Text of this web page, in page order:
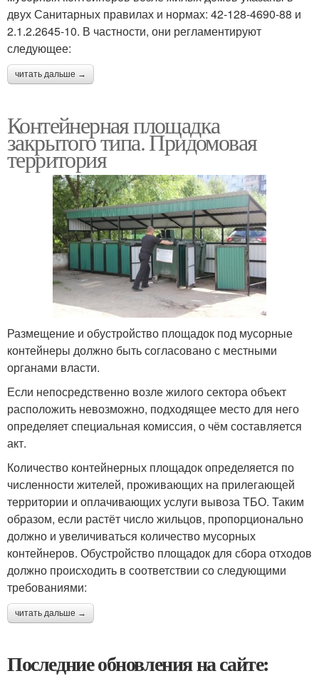
двух Санитарных правилах и нормах: 42-128-4690-88 и
2.1.2.2645-10. В частности, они регламентируют
следующее:
читать дальше →
Контейнерная площадка
закрытого типа. Придомовая
территория
Размещение и обустройство площадок под мусорные
контейнеры должно быть согласовано с местными
органами власти.
Если непосредственно возле жилого сектора объект
расположить невозможно, подходящее место для него
определяет специальная комиссия, о чём составляется
акт.
Количество контейнерных площадок определяется по
численности жителей, проживающих на прилегающей
территории и оплачивающих услуги вывоза ТБО. Таким
образом, если растёт число жильцов, пропорционально
должно и увеличиваться количество мусорных
контейнеров. Обустройство площадок для сбора отходов
должно происходить в соответствии со следующими
требованиями:
читать дальше →
Последние обновления на сайте: